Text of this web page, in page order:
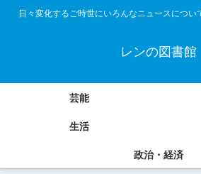
日々変化するご時世にいろんなニュースにつ
レンの図書館
芸能
生活
政治・経済